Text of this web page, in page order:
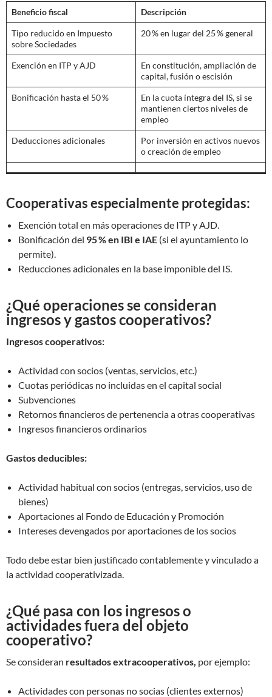
Beneficio fiscal Descripción
Tipo reducido en Impuesto
sobre Sociedades
20 % en lugar del 25 % general
Exención en ITP y AJD
En constitución, ampliación de
capital, fusión o escisión
Bonificación hasta el 50 %
En la cuota íntegra del IS, si se
mantienen ciertos niveles de
empleo
Deducciones adicionales
Por inversión en activos nuevos
o creación de empleo
Cooperativas especialmente protegidas:
Exención total en más operaciones de ITP y AJD.
Bonificación del 95% en IBI e IAE (si el ayuntamiento lo
permite).
Reducciones adicionales en la base imponible del IS.
¿Qué operaciones se consideran
ingresos y gastos cooperativos?
Ingresos cooperativos:
Actividad con socios (ventas, servicios, etc.)
Cuotas periódicas no incluidas en el capital social
Subvenciones
Retornos financieros de pertenencia a otras cooperativas
Ingresos financieros ordinarios
Gastos deducibles:
Actividad habitual con socios (entregas, servicios, uso de
bienes)
Aportaciones al Fondo de Educación y Promoción
Intereses devengados por aportaciones de los socios
Todo debe estar bien justificado contablemente y vinculado a
la actividad cooperativizada.
¿Qué pasa con los ingresos o
actividades fuera del objeto
cooperativo?
Se consideran resultados extracooperativos, por ejemplo:
Actividades con personas no socias (clientes externos)